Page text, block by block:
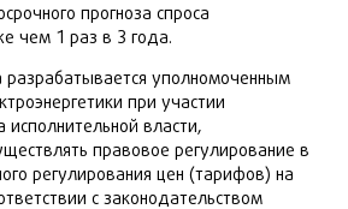
прогноза спроса
чем 1 раз в 3 года.
разрабатывается уполномоченным
при участии
исполнительной власти,
правовое регулирование в
регулирования цен (тарифов) на
с законодательством